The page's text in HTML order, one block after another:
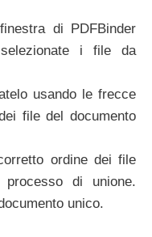
di PDFBinder
i file da
usando le frecce
file del documento
ordine dei file
di unione.
unico.